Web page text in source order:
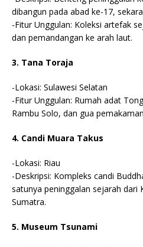
dibangun pada abad ke-17,
-Fitur Unggulan: Koleksi artefak
dan pemandangan ke arah laut.
3. Tana Toraja
-Lokasi: Sulawesi Selatan
-Fitur Unggulan: Rumah adat
Rambu Solo, dan gua
4. Candi Muara Takus
-Lokasi: Riau
-Deskripsi: Kompleks candi
satunya peninggalan sejarah dari
Sumatra.
5. Museum Tsunami